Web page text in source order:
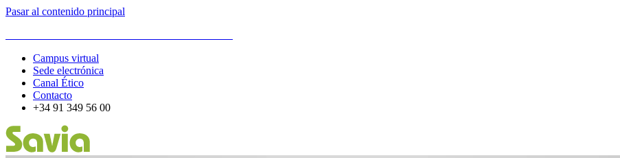
Pasar al contenido principal
Campus virtual
Sede electrónica
Canal Ético
Contacto
+34 91 349 56 00